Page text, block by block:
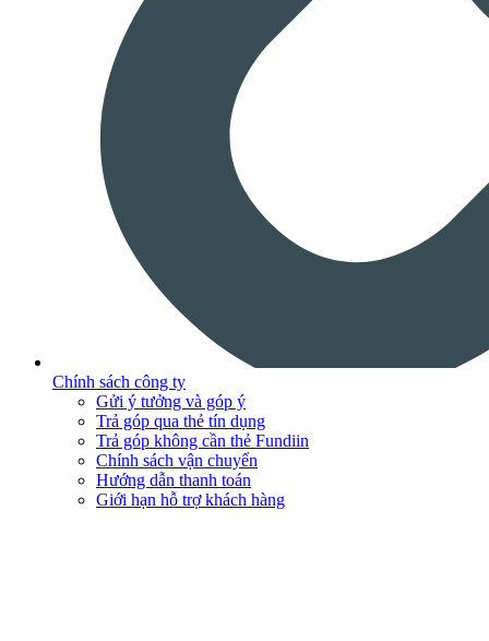
Chính sách công ty
Gửi ý tưởng và góp ý
Trả góp qua thẻ tín dụng
Trả góp không cần thẻ Fundiin
Chính sách vận chuyển
Hướng dẫn thanh toán
Giới hạn hỗ trợ khách hàng